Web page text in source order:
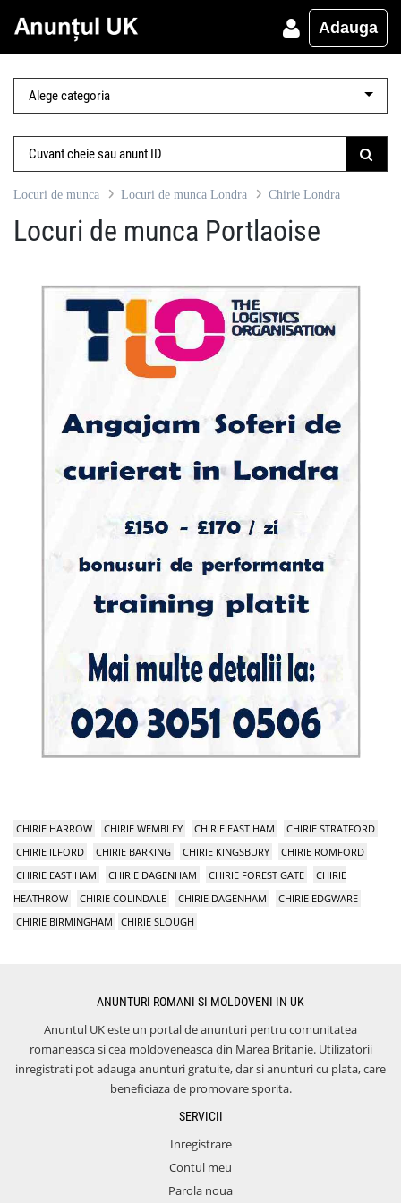
Adauga
Locuri de munca Locuri de munca Londra Chirie Londra
Locuri de munca Portlaoise
CHIRIE HARROW CHIRIE WEMBLEY CHIRIE EAST HAM
CHIRIE STRATFORD
CHIRIE ILFORD
CHIRIE BARKING CHIRIE KINGSBURY
CHIRIE ROMFORD
CHIRIE EAST HAM
CHIRIE DAGENHAM CHIRIE FOREST GATE
CHIRIE
HEATHROW
CHIRIE COLINDALE CHIRIE DAGENHAM
CHIRIE EDGWARE
CHIRIE BIRMINGHAM
CHIRIE SLOUGH
ANUNTURI ROMANI SI MOLDOVENI IN UK
Anuntul UK este un portal de anunturi pentru comunitatea
romaneasca si cea moldoveneasca din Marea Britanie. Utilizatorii
inregistrati pot adauga anunturi gratuite, dar si anunturi cu plata, care
beneficiaza de promovare sporita.
SERVICII
Inregistrare
Contul meu
Parola noua